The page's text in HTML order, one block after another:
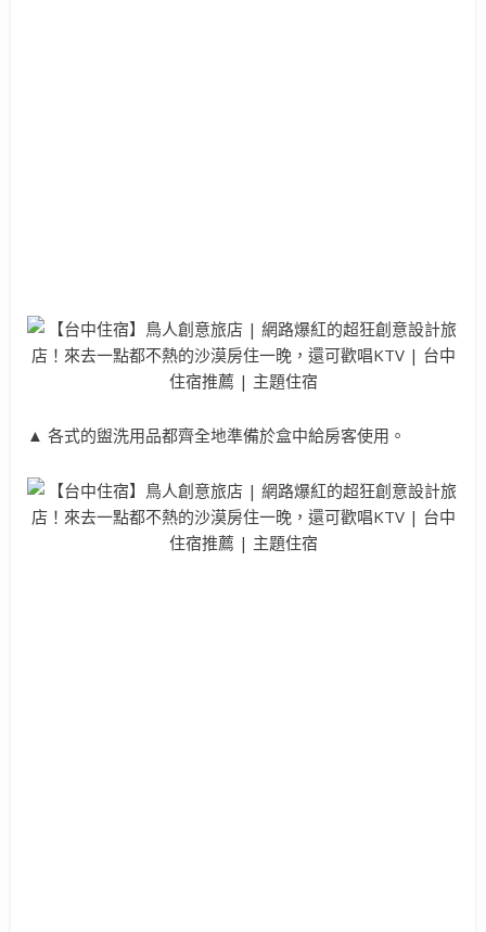
▲ 各式的盥洗用品都齊全地準備於盒中給房客使用。